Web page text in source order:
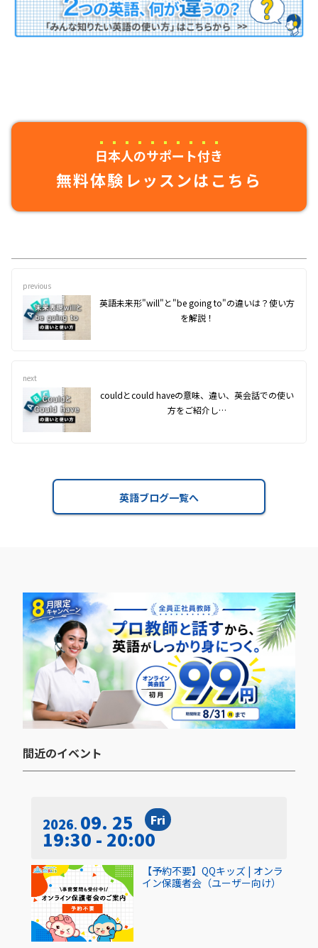
日本人のサポート付き
無料体験レッスンはこちら
previous
英語未来形"will"と"be going to"の違いは？使い方
を解説！
next
couldとcould haveの意味、違い、英会話での使い
方をご紹介し…
英語ブログ一覧へ
間近のイベント​
2026 09. 25 Fri
19:30 - 20:00
【予約不要】QQキッズ | オンラ
イン保護者会（ユーザー向け）